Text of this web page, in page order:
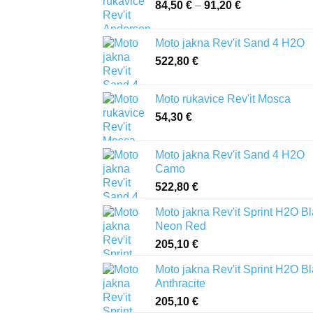
84,50 € – 91,20 €
84,50 €
Moto jakna Rev'it Sand 4 H2O
522,80 €
Moto rukavice Rev'it Mosca
54,30 €
Moto jakna Rev'it Sand 4 H2O
Camo
522,80 €
Moto jakna Rev'it Sprint H2O
Neon Red
205,10 €
Moto jakna Rev'it Sprint H2O
Anthracite
205,10 €